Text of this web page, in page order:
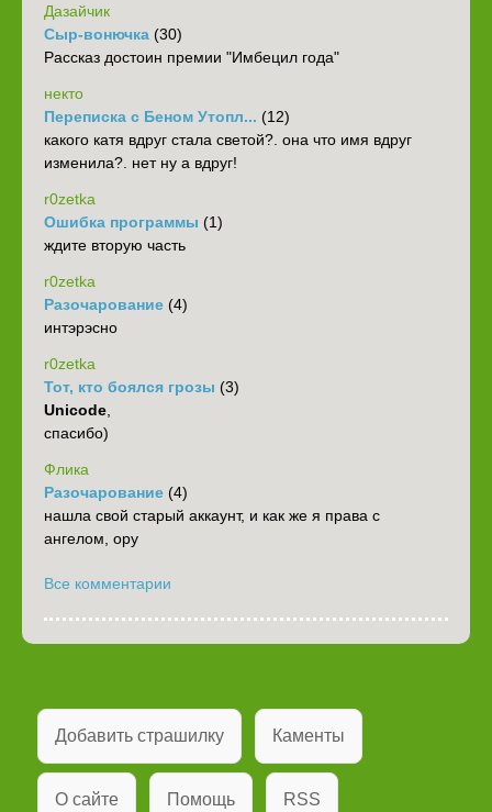
Дазайчик
Сыр-вонючка (30)
Рассказ достоин премии "Имбецил года"
некто
Переписка с Беном Утопл... (12)
какого катя вдруг стала светой?. она что имя вдруг
изменила?. нет ну а вдруг!
r0zetka
Ошибка программы (1)
ждите вторую часть
r0zetka
Разочарование (4)
интэрэсно
r0zetka
Тот, кто боялся грозы (3)
Unicode
спасибо)
Флика
Разочарование (4)
нашла свой старый аккаунт, и как же я права с
ангелом, ору
Все комментарии
Добавить страшилку Каменты
О сайте Помощь RSS